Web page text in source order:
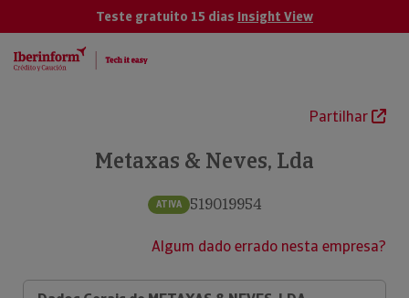
Teste gratuito 15 dias Insight View
Partilhar
Metaxas & Neves, Lda
ATIVA 519019954
Algum dado errado nesta empresa?